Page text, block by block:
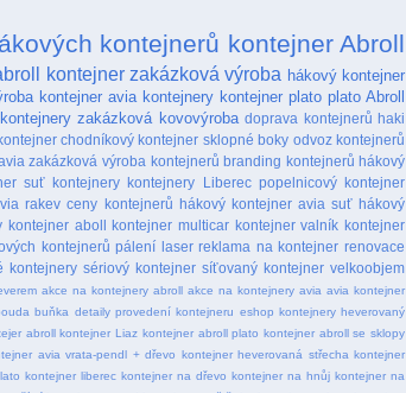
kontejnerů kontejner Abroll
kontejner zakázková výroba hákový kontejner
kontejner avia kontejnery kontejner plato plato Abroll
zakázková kovovýroba doprava kontejnerů haki
chodníkový kontejner sklopné boky odvoz kontejnerů
zakázková výroba kontejnerů branding kontejnerů hákový
suť kontejnery kontejnery Liberec popelnicový kontejner
rakev ceny kontejnerů hákový kontejner avia suť hákový
kontejner aboll kontejner multicar kontejner valník kontejner
kontejnerů pálení laser reklama na kontejner renovace
kontejnery sériový kontejner síťovaný kontejner velkoobjem
akce na kontejnery abroll akce na kontejnery avia avia kontejner
buňka detaily provedení kontejneru eshop kontejnery heverovaný
abroll kontejner Liaz kontejner abroll plato kontejner abroll se sklopy
avia vrata-pendl + dřevo kontejner heverovaná střecha kontejner
kontejner liberec kontejner na dřevo kontejner na hnůj kontejner na